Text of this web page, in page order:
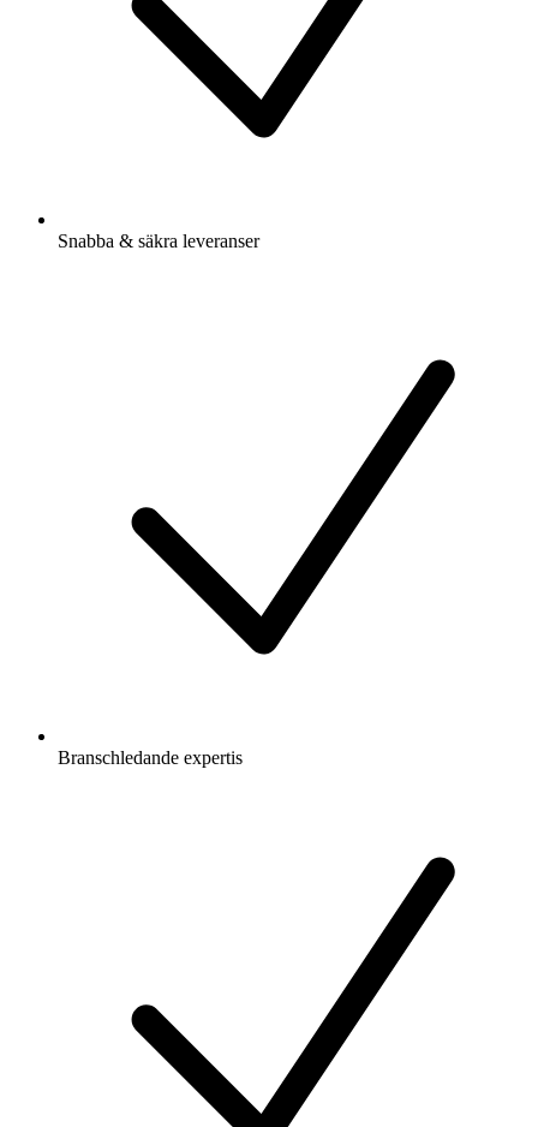
Snabba & säkra leveranser
Branschledande expertis